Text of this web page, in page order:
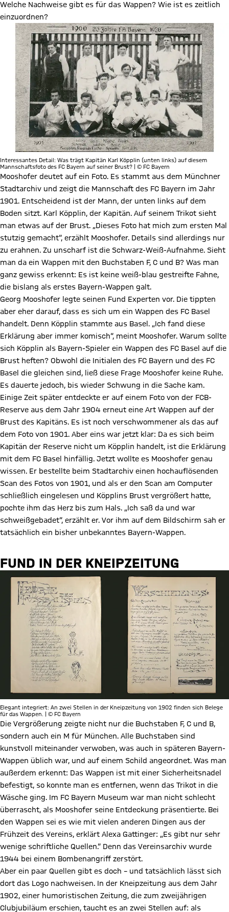
Welche Nachweise gibt es für das Wappen? Wie ist es zeitlich
einzuordnen?
Interessantes Detail: Was trägt Kapitän Karl Köpplin (unten links) auf diesem
Mannschaftsfoto des FC Bayern auf seiner Brust? | © FC Bayern
Mooshofer deutet auf ein Foto. Es stammt aus dem Münchner
Stadtarchiv und zeigt die Mannschaft des FC Bayern im Jahr
1901. Entscheidend ist der Mann, der unten links auf dem
Boden sitzt. Karl Köpplin, der Kapitän. Auf seinem Trikot sieht
man etwas auf der Brust. „Dieses Foto hat mich zum ersten Mal
stutzig gemacht“, erzählt Mooshofer. Details sind allerdings nur
zu erahnen. Zu unscharf ist die Schwarz-Weiß-Aufnahme. Sieht
man da ein Wappen mit den Buchstaben F, C und B? Was man
ganz gewiss erkennt: Es ist keine weiß-blau gestreifte Fahne,
die bislang als erstes Bayern-Wappen galt.
Georg Mooshofer legte seinen Fund Experten vor. Die tippten
aber eher darauf, dass es sich um ein Wappen des FC Basel
handelt. Denn Köpplin stammte aus Basel. „Ich fand diese
Erklärung aber immer komisch“, meint Mooshofer. Warum sollte
sich Köpplin als Bayern-Spieler ein Wappen des FC Basel auf die
Brust heften? Obwohl die Initialen des FC Bayern und des FC
Basel die gleichen sind, ließ diese Frage Mooshofer keine Ruhe.
Es dauerte jedoch, bis wieder Schwung in die Sache kam.
Einige Zeit später entdeckte er auf einem Foto von der FCB-
Reserve aus dem Jahr 1904 erneut eine Art Wappen auf der
Brust des Kapitäns. Es ist noch verschwommener als das auf
dem Foto von 1901. Aber eins war jetzt klar: Da es sich beim
Kapitän der Reserve nicht um Köpplin handelt, ist die Erklärung
mit dem FC Basel hinfällig. Jetzt wollte es Mooshofer genau
wissen. Er bestellte beim Stadtarchiv einen hochauflösenden
Scan des Fotos von 1901, und als er den Scan am Computer
schließlich eingelesen und Köpplins Brust vergrößert hatte,
pochte ihm das Herz bis zum Hals. „Ich saß da und war
schweißgebadet“, erzählt er. Vor ihm auf dem Bildschirm sah er
tatsächlich ein bisher unbekanntes Bayern-Wappen.
FUND IN DER KNEIPZEITUNG
Elegant integriert: An zwei Stellen in der Kneipzeitung von 1902 finden sich Belege
für das Wappen. | © FC Bayern
Die Vergrößerung zeigte nicht nur die Buchstaben F, C und B,
sondern auch ein M für München. Alle Buchstaben sind
kunstvoll miteinander verwoben, was auch in späteren Bayern-
Wappen üblich war, und auf einem Schild angeordnet. Was man
außerdem erkennt: Das Wappen ist mit einer Sicherheitsnadel
befestigt, so konnte man es entfernen, wenn das Trikot in die
Wäsche ging. Im FC Bayern Museum war man nicht schlecht
überrascht, als Mooshofer seine Entdeckung präsentierte. Bei
den Wappen sei es wie mit vielen anderen Dingen aus der
Frühzeit des Vereins, erklärt Alexa Gattinger: „Es gibt nur sehr
wenige schriftliche Quellen.“ Denn das Vereinsarchiv wurde
1944 bei einem Bombenangriff zerstört.
Aber ein paar Quellen gibt es doch – und tatsächlich lässt sich
dort das Logo nachweisen. In der Kneipzeitung aus dem Jahr
1902, einer humoristischen Zeitung, die zum zweijährigen
Clubjubiläum erschien, taucht es an zwei Stellen auf: als